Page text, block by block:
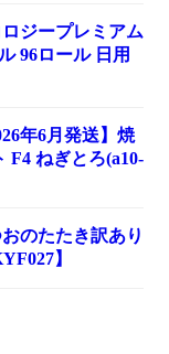
ジープレミアム
96ロール 日用
年6月発送】焼
F4 ねぎとろ(a10-
のたたき訳あり
】